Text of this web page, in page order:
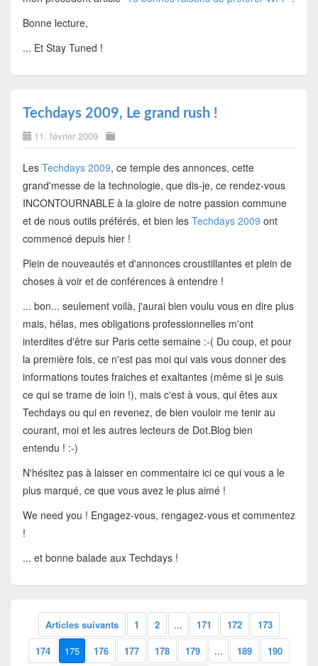
Bonne lecture,
... Et Stay Tuned !
Techdays 2009, Le grand rush !
11. février 2009
Les Techdays 2009, ce temple des annonces, cette
grand'messe de la technologie, que dis-je, ce rendez-vous
INCONTOURNABLE à la gloire de notre passion commune
et de nous outils préférés, et bien les Techdays 2009 ont
commencé depuis hier !
Plein de nouveautés et d'annonces croustillantes et plein de
choses à voir et de conférences à entendre !
... bon... seulement voilà, j'aurai bien voulu vous en dire plus
mais, hélas, mes obligations professionnelles m'ont
interdites d'être sur Paris cette semaine :-( Du coup, et pour
la première fois, ce n'est pas moi qui vais vous donner des
informations toutes fraiches et exaltantes (même si je suis
ce qui se trame de loin !), mais c'est à vous, qui êtes aux
Techdays ou qui en revenez, de bien vouloir me tenir au
courant, moi et les autres lecteurs de Dot.Blog bien
entendu ! :-)
N'hésitez pas à laisser en commentaire ici ce qui vous a le
plus marqué, ce que vous avez le plus aimé !
We need you ! Engagez-vous, rengagez-vous et commentez
!
... et bonne balade aux Techdays !
Articles suivants 1 2 ... 171 172
173
174
175 176 177 178 179 ... 189
190